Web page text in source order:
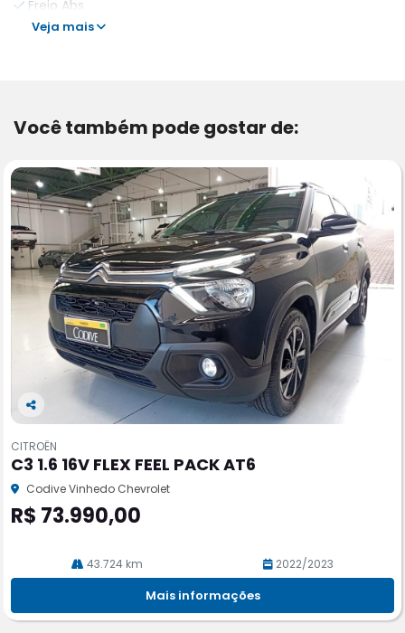
Freio Abs
Veja mais
Você também pode gostar de:
Co
pa
rtil
he
CITROËN
C3 1.6 16V FLEX FEEL PACK AT6
Codive Vinhedo Chevrolet
R$ 73.990,00
43.724 km 2022/2023
Mais informações